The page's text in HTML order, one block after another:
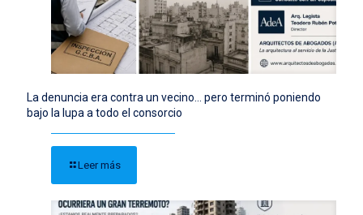
La denuncia era contra un vecino… pero terminó poniendo
bajo la lupa a todo el consorcio
Leer más